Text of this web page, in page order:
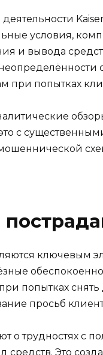
условия,
и вывода
попытках
с
ключевым
попытках
просьб
о трудностях с
средств. Это